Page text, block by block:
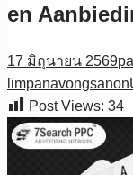
en
17 มิถุนายน 2569
limpanavongsanon
Post Views: 34